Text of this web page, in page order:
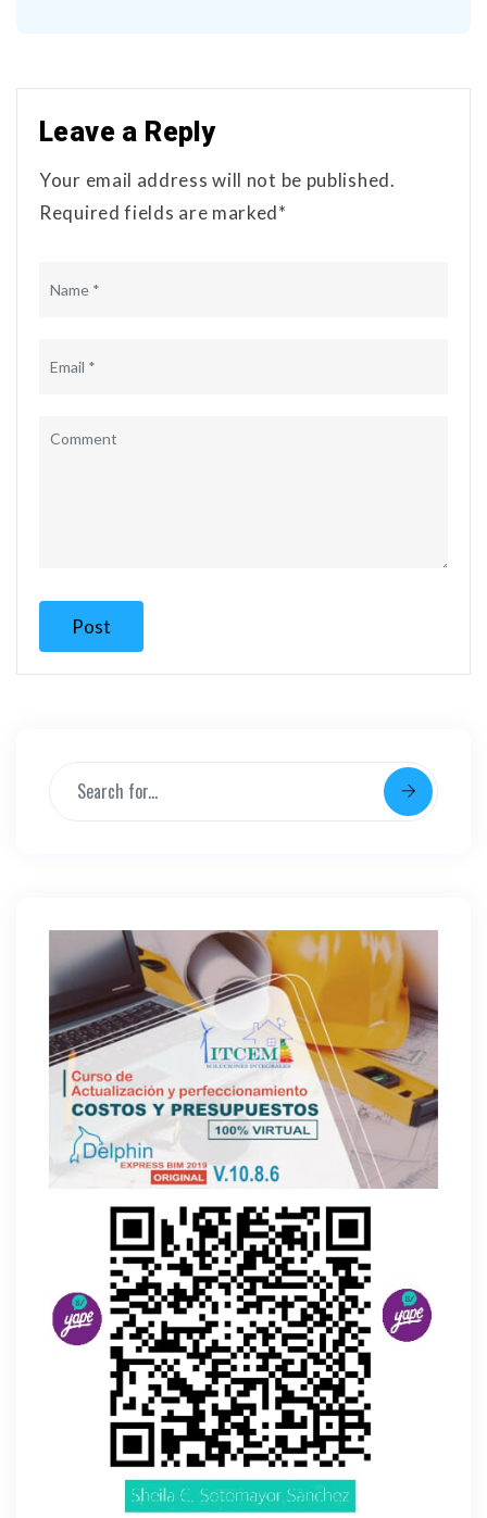
Leave a Reply
Your email address will not be published.
Required fields are marked*